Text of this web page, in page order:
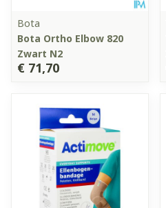
Bota
Bota Ortho Elbow 820
Zwart N2
€ 71,70